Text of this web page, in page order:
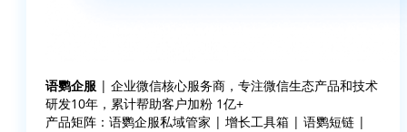
语鹦企服 | 企业微信核心服务商，专注微信生态产品和技术
研发10年，累计帮助客户加粉 1亿+
产品矩阵：语鹦企服私域管家 | 增长工具箱 | 语鹦短链 |